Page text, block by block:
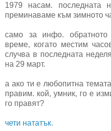
1979 насам. последната
преминаваме към зимното
само за инфо. обратното
време, когато местим
случва в последната
на 29 март.
а ако ти е любопитна
правим. кой, умник, го е
го правят?
чети нататък.